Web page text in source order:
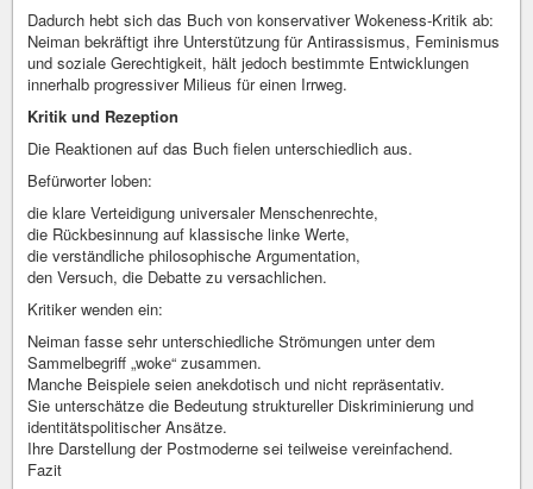
Dadurch hebt sich das Buch von konservativer Wokeness-Kritik ab:
Neiman bekräftigt ihre Unterstützung für Antirassismus, Feminismus
und soziale Gerechtigkeit, hält jedoch bestimmte Entwicklungen
innerhalb progressiver Milieus für einen Irrweg.
Kritik und Rezeption
Die Reaktionen auf das Buch fielen unterschiedlich aus.
Befürworter loben:
die klare Verteidigung universaler Menschenrechte,
die Rückbesinnung auf klassische linke Werte,
die verständliche philosophische Argumentation,
den Versuch, die Debatte zu versachlichen.
Kritiker wenden ein:
Neiman fasse sehr unterschiedliche Strömungen unter dem
Sammelbegriff „woke“ zusammen.
Manche Beispiele seien anekdotisch und nicht repräsentativ.
Sie unterschätze die Bedeutung struktureller Diskriminierung und
identitätspolitischer Ansätze.
Ihre Darstellung der Postmoderne sei teilweise vereinfachend.
Fazit